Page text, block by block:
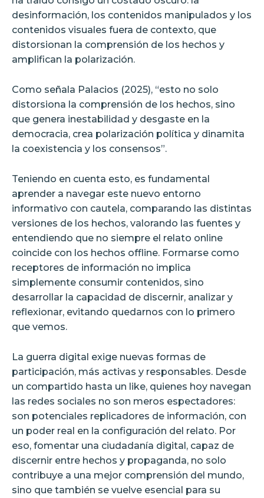
desinformación, los contenidos manipulados y los
contenidos visuales fuera de contexto, que
distorsionan la comprensión de los hechos y
amplifican la polarización.
Como señala Palacios (2025), “esto no solo
distorsiona la comprensión de los hechos, sino
que genera inestabilidad y desgaste en la
democracia, crea polarización política y dinamita
la coexistencia y los consensos”.
Teniendo en cuenta esto, es fundamental
aprender a navegar este nuevo entorno
informativo con cautela, comparando las distintas
versiones de los hechos, valorando las fuentes y
entendiendo que no siempre el relato online
coincide con los hechos offline. Formarse como
receptores de información no implica
simplemente consumir contenidos, sino
desarrollar la capacidad de discernir, analizar y
reflexionar, evitando quedarnos con lo primero
que vemos.
La guerra digital exige nuevas formas de
participación, más activas y responsables. Desde
un compartido hasta un like, quienes hoy navegan
las redes sociales no son meros espectadores:
son potenciales replicadores de información, con
un poder real en la configuración del relato. Por
eso, fomentar una ciudadanía digital, capaz de
discernir entre hechos y propaganda, no solo
contribuye a una mejor comprensión del mundo,
sino que también se vuelve esencial para su